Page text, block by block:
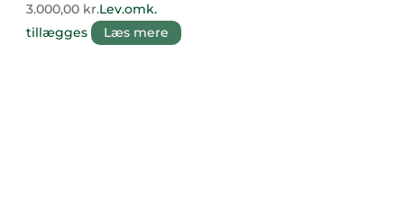
3.000,00 kr.Lev.omk.
tillægges
Læs mere